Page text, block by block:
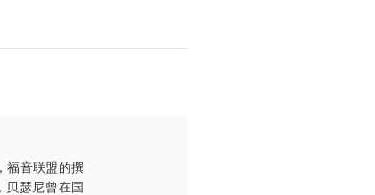
福音联盟的撰
贝瑟尼曾在国